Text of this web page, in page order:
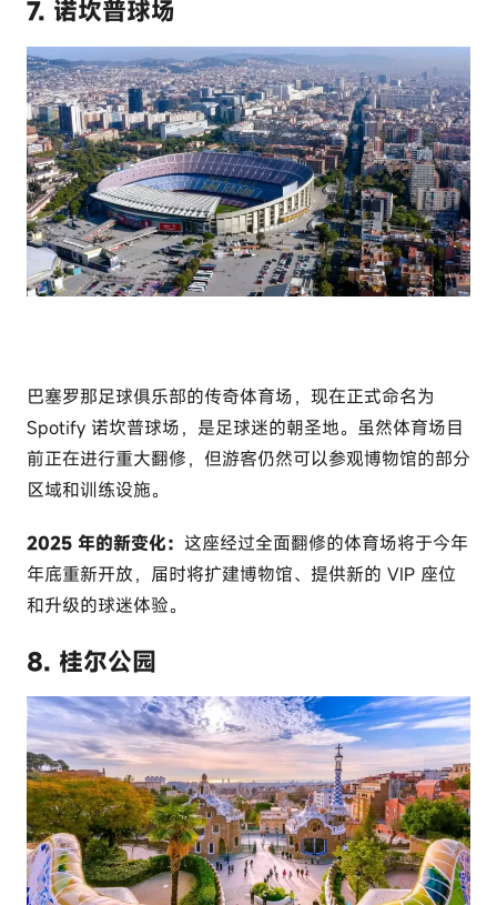
7. 诺坎普球场
巴塞罗那足球俱乐部的传奇体育场，现在正式命名为
Spotify 诺坎普球场，是足球迷的朝圣地。虽然体育场目
前正在进行重大翻修，但游客仍然可以参观博物馆的部分
区域和训练设施。
2025 年的新变化： 这座经过全面翻修的体育场将于今年
年底重新开放，届时将扩建博物馆、提供新的 VIP 座位
和升级的球迷体验。
8. 桂尔公园